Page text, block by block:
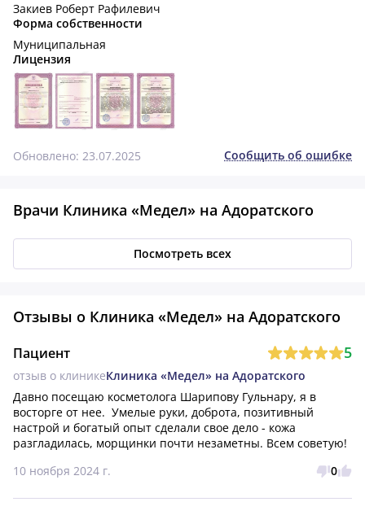
Закиев Роберт Рафилевич
Форма собственности
Муниципальная
Лицензия
Обновлено: 23.07.2025 Сообщить об ошибке
Врачи Клиника «Медел» на Адоратского
Посмотреть всех
Отзывы о Клиника «Медел» на Адоратского
5
Пациент
отзыв о клиникеКлиника «Медел» на Адоратского
Давно посещаю косметолога Шарипову Гульнару, я в
восторге от нее.  Умелые руки, доброта, позитивный
настрой и богатый опыт сделали свое дело - кожа
разгладилась, морщинки почти незаметны. Всем советую!
10 ноября 2024 г.
0